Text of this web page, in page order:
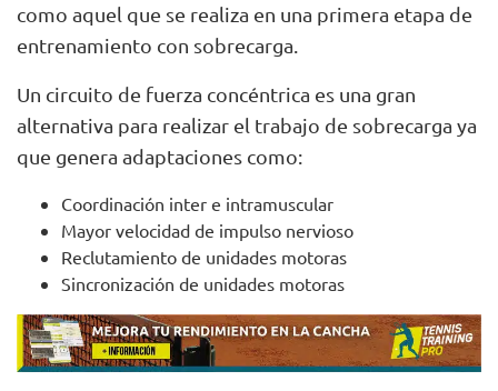
como aquel que se realiza en una primera etapa de
entrenamiento con sobrecarga.
Un circuito de fuerza concéntrica es una gran
alternativa para realizar el trabajo de sobrecarga ya
que genera adaptaciones como:
Coordinación inter e intramuscular
Mayor velocidad de impulso nervioso
Reclutamiento de unidades motoras
Sincronización de unidades motoras